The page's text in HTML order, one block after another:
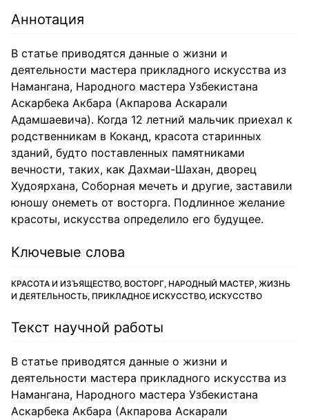
Аннотация
В статье приводятся данные о жизни и
деятельности мастера прикладного искусства из
Намангана, Народного мастера Узбекистана
Аскарбека Акбара (Акпарова Аскарали
Адамшаевича). Когда 12 летний мальчик приехал к
родственникам в Коканд, красота старинных
зданий, будто поставленных памятниками
вечности, таких, как Дахмаи-Шахан, дворец
Худоярхана, Соборная мечеть и другие, заставили
юношу онеметь от восторга. Подлинное желание
красоты, искусства определило его будущее.
Ключевые слова
КРАСОТА И ИЗЪЯЩЕСТВО, ВОСТОРГ, НАРОДНЫЙ МАСТЕР, ЖИЗНЬ
И ДЕЯТЕЛЬНОСТЬ, ПРИКЛАДНОЕ ИСКУССТВО, ИСКУССТВО
Текст научной работы
В статье приводятся данные о жизни и
деятельности мастера прикладного искусства из
Намангана, Народного мастера Узбекистана
Аскарбека Акбара (Акпарова Аскарали